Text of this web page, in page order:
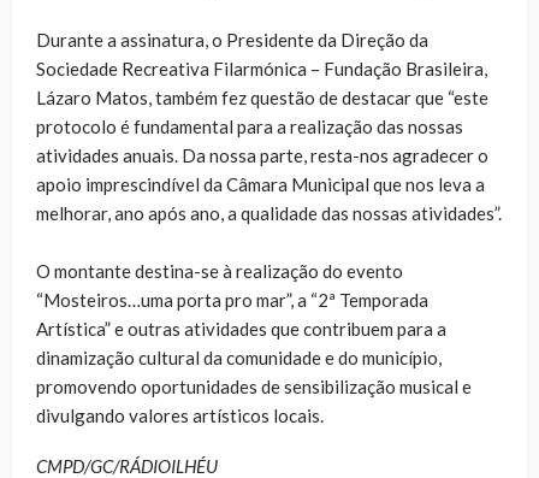
Durante a assinatura, o Presidente da Direção da
Sociedade Recreativa Filarmónica – Fundação Brasileira,
Lázaro Matos, também fez questão de destacar que “este
protocolo é fundamental para a realização das nossas
atividades anuais. Da nossa parte, resta-nos agradecer o
apoio imprescindível da Câmara Municipal que nos leva a
melhorar, ano após ano, a qualidade das nossas atividades”.
O montante destina-se à realização do evento
“Mosteiros…uma porta pro mar”, a “2ª Temporada
Artística” e outras atividades que contribuem para a
dinamização cultural da comunidade e do município,
promovendo oportunidades de sensibilização musical e
divulgando valores artísticos locais.
CMPD/GC/RÁDIOILHÉU